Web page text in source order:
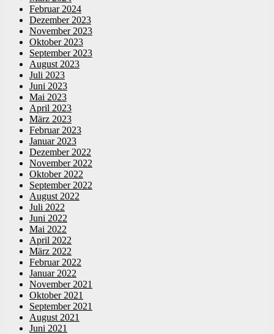
Februar 2024
Dezember 2023
November 2023
Oktober 2023
September 2023
August 2023
Juli 2023
Juni 2023
Mai 2023
April 2023
März 2023
Februar 2023
Januar 2023
Dezember 2022
November 2022
Oktober 2022
September 2022
August 2022
Juli 2022
Juni 2022
Mai 2022
April 2022
März 2022
Februar 2022
Januar 2022
November 2021
Oktober 2021
September 2021
August 2021
Juni 2021